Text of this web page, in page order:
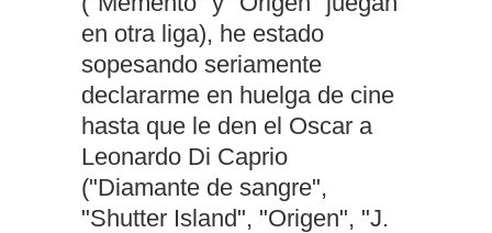
en otra liga), he estado
sopesando seriamente
declararme en huelga de cine
hasta que le den el Oscar a
Leonardo Di Caprio
("Diamante de sangre",
"Shutter Island", "Origen", "J.